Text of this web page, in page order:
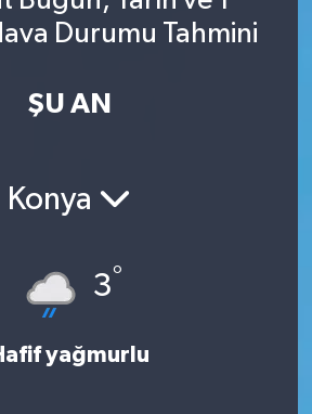
Durumu Tahmini
ŞU AN
Konya
3°
yağmurlu